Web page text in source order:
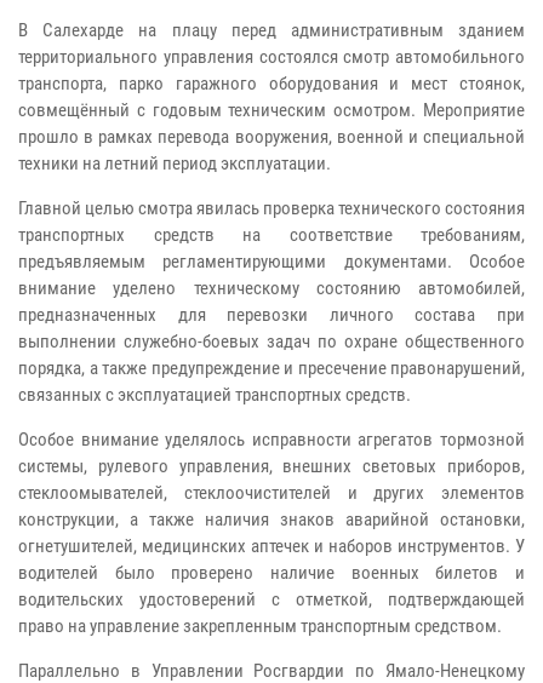
В Салехарде на плацу перед административным зданием
территориального управления состоялся смотр автомобильного
транспорта, парко гаражного оборудования и мест стоянок,
совмещённый с годовым техническим осмотром. Мероприятие
прошло в рамках перевода вооружения, военной и специальной
техники на летний период эксплуатации.
Главной целью смотра явилась проверка технического состояния
транспортных средств на соответствие требованиям,
предъявляемым регламентирующими документами. Особое
внимание уделено техническому состоянию автомобилей,
предназначенных для перевозки личного состава при
выполнении служебно-боевых задач по охране общественного
порядка, а также предупреждение и пресечение правонарушений,
связанных с эксплуатацией транспортных средств.
Особое внимание уделялось исправности агрегатов тормозной
системы, рулевого управления, внешних световых приборов,
стеклоомывателей, стеклоочистителей и других элементов
конструкции, а также наличия знаков аварийной остановки,
огнетушителей, медицинских аптечек и наборов инструментов. У
водителей было проверено наличие военных билетов и
водительских удостоверений с отметкой, подтверждающей
право на управление закрепленным транспортным средством.
Параллельно в Управлении Росгвардии по Ямало-Ненецкому